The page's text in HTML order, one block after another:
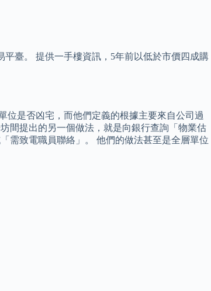
臺。 提供一手樓資訊，5年前以低於市價四成購
位是否凶宅，而他們定義的根據主要來自公司過
間提出的另一個做法，就是向銀行查詢「物業估
需致電職員聯絡」。 他們的做法甚至是全層單位